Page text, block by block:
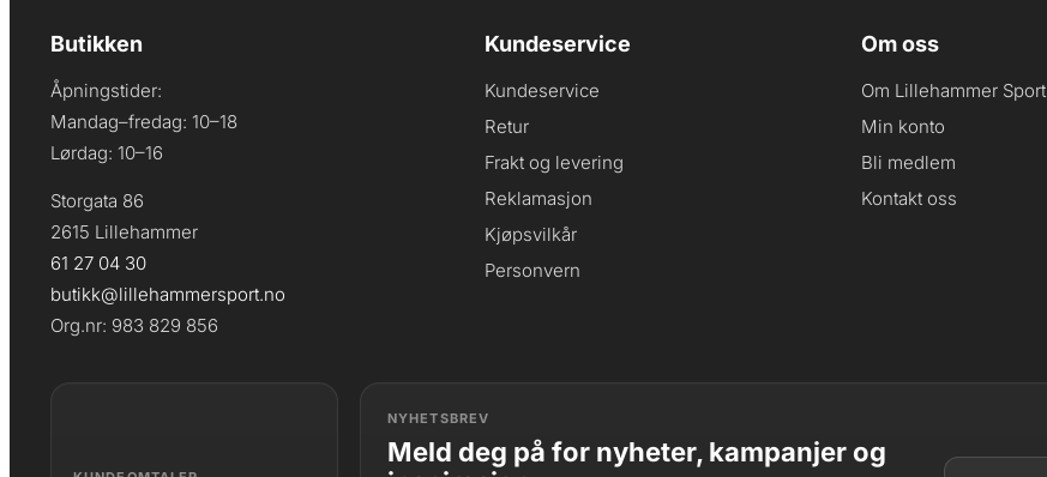
Butikken
Åpningstider:
Mandag–fredag: 10–18
Lørdag: 10–16
Storgata 86
2615 Lillehammer
61 27 04 30
butikk@lillehammersport.no
Org.nr: 983 829 856
Kundeservice
Kundeservice
Retur
Frakt og levering
Reklamasjon
Kjøpsvilkår
Personvern
Om oss
Om Lillehammer Sport
Min konto
Bli medlem
Kontakt oss
NYHETSBREV
Meld deg på for nyheter, kampanjer og